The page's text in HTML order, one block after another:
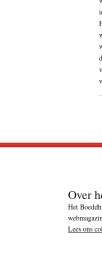
Over
Het
Lees ons